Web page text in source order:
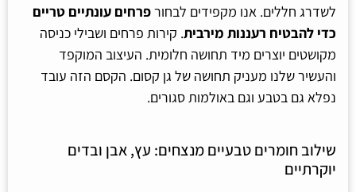
לשדרג חללים. אנו מקפידים לבחורפרחים עונתיים טריים
כדי להבטיח רעננות מירבית. קירות פרחים ושבילי כניסה
מקושטים יוצרים מיד תחושה חלומית. העיצוב המוקפד
והעשיר שלנו מעניק תחושה של גן קסום. הקסם הזה עובד
נפלא גם בטבע וגם באולמות סגורים.
שילוב חומרים טבעיים מנצחים: עץ, אבן ובדים
יוקרתיים